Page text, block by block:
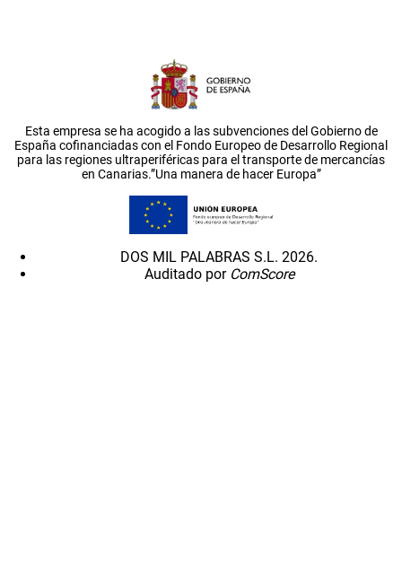
Esta empresa se ha acogido a las subvenciones del Gobierno de
España cofinanciadas con el Fondo Europeo de Desarrollo Regional
para las regiones ultraperiféricas para el transporte de mercancías
en Canarias.”Una manera de hacer Europa”
DOS MIL PALABRAS S.L. 2026.
Auditado por ComScore